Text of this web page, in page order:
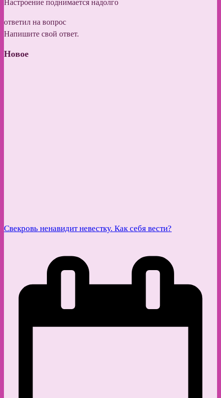
Настроение поднимается надолго
ответил на вопрос
Напишите свой ответ.
Новое
Свекровь ненавидит невестку. Как себя вести?